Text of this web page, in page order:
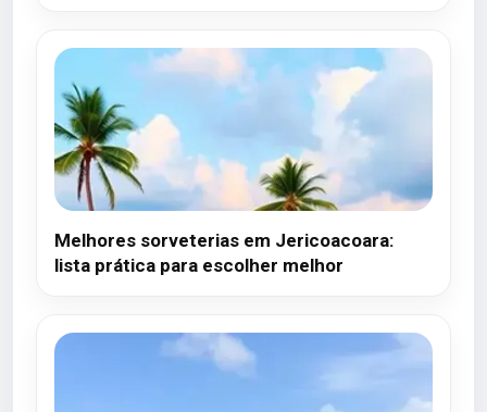
Melhores sorveterias em Jericoacoara:
lista prática para escolher melhor